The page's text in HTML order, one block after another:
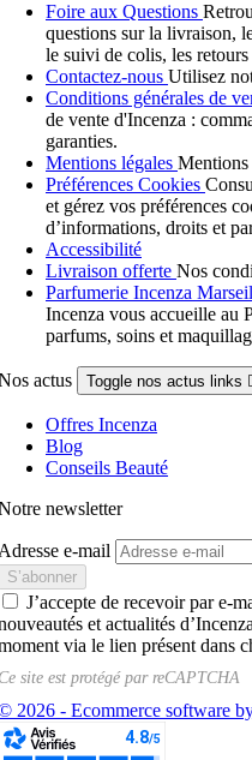
Foire aux Questions
questions sur la livraison,
le suivi de colis, les retours
Contactez-nous Utilisez
Conditions générales de
de vente d'Incenza :
garanties.
Mentions légales Mentions
Préférences Cookies
et gérez vos préférences
d’informations, droits et
Accessibilité
Livraison offerte Nos
Parfumerie Incenza
Incenza vous accueille au
parfums, soins et
actus Toggle nos actus links
Offres Incenza
Blog
Conseils Beauté
newsletter
e-mail
J’accepte de recevoir par e-
et actualités
via le lien présent dans
site est protégé parreCAPTCHA
2026 - Ecommerce software